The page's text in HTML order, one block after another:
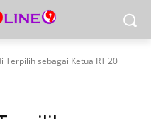
Terpilih sebagai Ketua RT 20